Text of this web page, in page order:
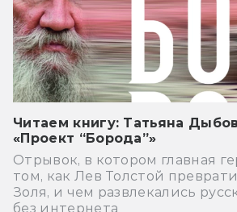
Читаем книгу: Татьяна
«Проект “Борода”»
Отрывок, в котором главная
том, как Лев Толстой
Золя, и чем развлекались
без интернета